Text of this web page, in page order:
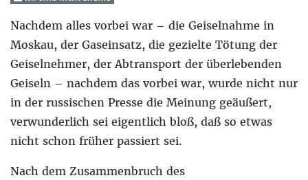
Nachdem alles vorbei war – die Geiselnahme in
Moskau, der Gaseinsatz, die gezielte Tötung der
Geiselnehmer, der Abtransport der überlebenden
Geiseln – nachdem das vorbei war, wurde nicht nur
in der russischen Presse die Meinung geäußert,
verwunderlich sei eigentlich bloß, daß so etwas
nicht schon früher passiert sei.
Nach dem Zusammenbruch des